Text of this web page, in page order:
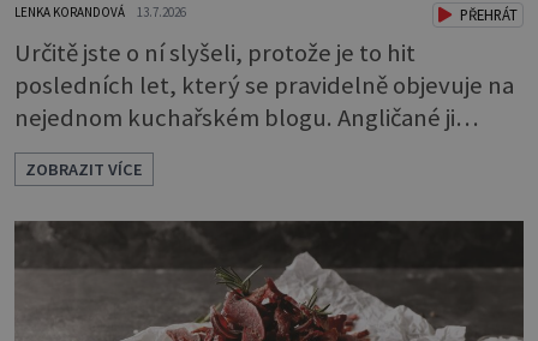
LENKA KORANDOVÁ 13.7.2026 PŘEHRÁT
Určitě jste o ní slyšeli, protože je to hit
posledních let, který se pravidelně objevuje na
nejednom kuchařském blogu. Angličané ji
nazývají mirror glaze, tedy zrcadlová poleva, a
opravdu se jako zrcadlo blyští. Pokud vás
napadlo, že byste si ji také rádi zkusili, klidně se
do toho dejte. A jaký že zázrak způsobí, že
vytvoříte takový lesk? Vlastně je to jednoduché.
Dort musíte před politím pár
ZOBRAZIT VÍCE